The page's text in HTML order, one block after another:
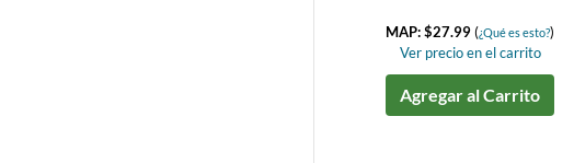
MAP: $27.99(¿Qué es esto?)
Ver precio en el carrito
Agregar al Carrito